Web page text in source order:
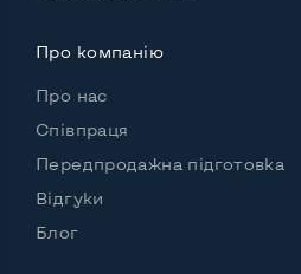
Про компанію
Про нас
Співпраця
Передпродажна підготовка
Відгуки
Блог